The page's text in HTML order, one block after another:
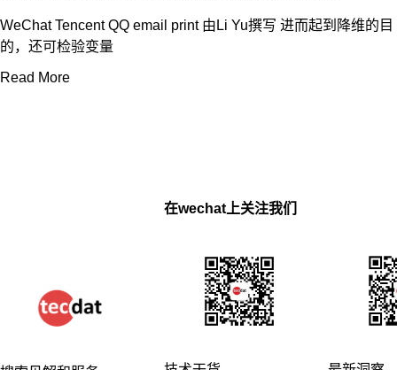
WeChat Tencent QQ email print 由Li Yu撰写 进而起到降维的目
的，还可检验变量
Read More
在wechat上关注我们